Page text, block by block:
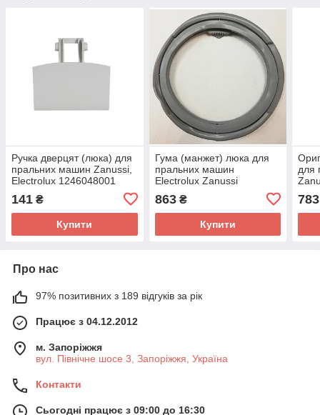
Ручка дверцят (люка) для
пральних машин Zanussi,
Electrolux 1246048001
141 ₴
Купити
Гума (манжет) люка для
пральних машин
Electrolux Zanussi
481246689019
863₴
Купити
для
783
Про нас
97% позитивних з 189 відгуків за рік
Працює з 04.12.2012
м. Запоріжжя
вул. Північне шосе 3, Запоріжжя, Україна
Контакти
Сьогодні працює з 09:00 до 16:30